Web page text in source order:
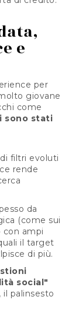
e
per
giovane
come
sono stati
filtri evoluti
rende
da
(come sui
ampi
il target
di più.
social"
il palinsesto